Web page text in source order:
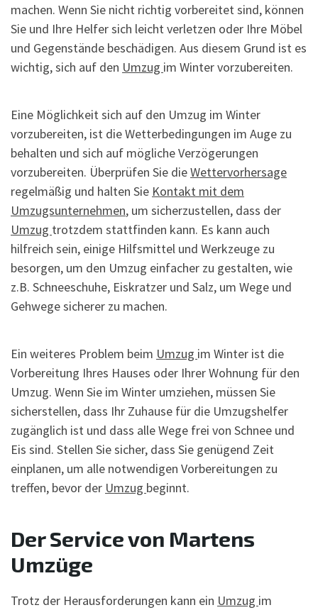
machen. Wenn Sie nicht richtig vorbereitet sind, können
Sie und Ihre Helfer sich leicht verletzen oder Ihre Möbel
und Gegenstände beschädigen. Aus diesem Grund ist es
wichtig, sich auf den Umzug im Winter vorzubereiten.
Eine Möglichkeit sich auf den Umzug im Winter
vorzubereiten, ist die Wetterbedingungen im Auge zu
behalten und sich auf mögliche Verzögerungen
vorzubereiten. Überprüfen Sie dieWettervorhersage
regelmäßig und halten Sie Kontakt mit dem
Umzugsunternehmen, um sicherzustellen, dass der
Umzug trotzdem stattfinden kann. Es kann auch
hilfreich sein, einige Hilfsmittel und Werkzeuge zu
besorgen, um den Umzug einfacher zu gestalten, wie
z.B. Schneeschuhe, Eiskratzer und Salz, um Wege und
Gehwege sicherer zu machen.
Ein weiteres Problem beim Umzug im Winter ist die
Vorbereitung Ihres Hauses oder Ihrer Wohnung für den
Umzug. Wenn Sie im Winter umziehen, müssen Sie
sicherstellen, dass Ihr Zuhause für die Umzugshelfer
zugänglich ist und dass alle Wege frei von Schnee und
Eis sind. Stellen Sie sicher, dass Sie genügend Zeit
einplanen, um alle notwendigen Vorbereitungen zu
treffen, bevor der Umzug beginnt.
Der Service von Martens
Umzüge
Trotz der Herausforderungen kann ein Umzug im